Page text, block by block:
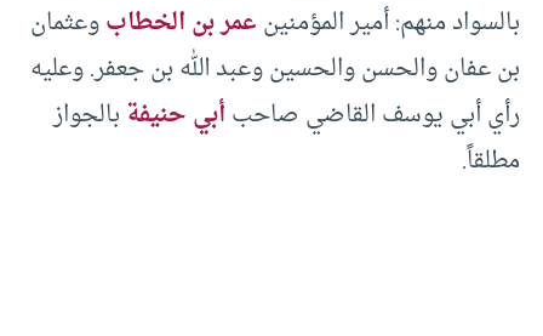
بالسواد منهم: أمير المؤمنينعمر بن الخطابوعثمان
بن عفان والحسن والحسين وعبد الله بن جعفر. وعليه
رأي أبي يوسف القاضي صاحبأبي حنيفةبالجواز
مطلقاً.